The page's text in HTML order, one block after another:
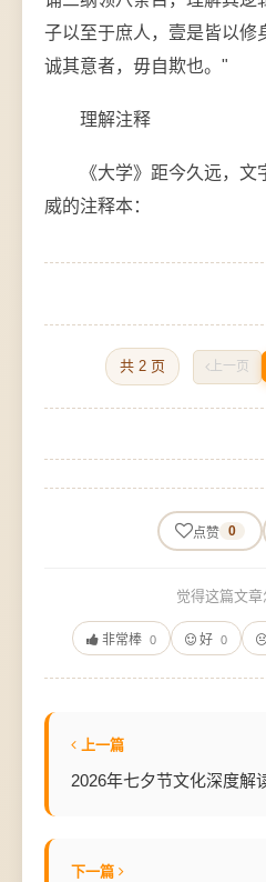
子以至于庶人，壹是皆以修
诚其意者，毋自欺也。"
理解注释
《大学》距今久远，
威的注释本：
共 2 页 上一页
点赞 0
觉得这篇文章
非常棒 0 好 0
上一篇
2026年七夕节文化深度解
下一篇